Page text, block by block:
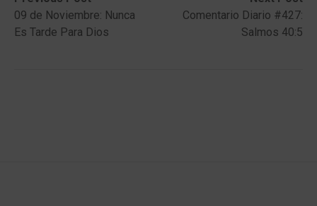
navigation
post:09 de Noviembre: Nunca
Es Tarde Para Dios
post:
Comentario Diario #427:
Salmos 40:5